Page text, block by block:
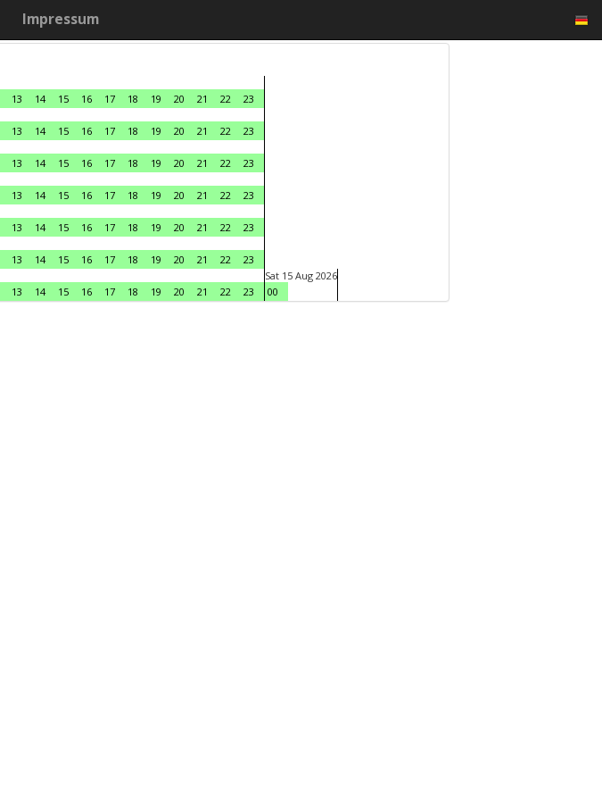
Impressum
13 14 15 16 17 18 19 20 21 22
23
13 14 15 16 17 18 19 20 21 22
23
13 14 15 16 17 18 19 20 21 22
23
13 14 15 16 17 18 19 20 21 22
23
13 14 15 16 17 18 19 20 21 22
23
13 14 15 16 17 18 19 20 21 22
23
13 14 15 16 17 18 19 20 21 22 23
Sat 15 Aug 2026
00